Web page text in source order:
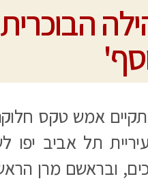
הבוכרית
התקיים אמש טקס
תל אביב יפו
ובראשם מרן